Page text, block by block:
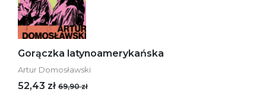
Gorączka latynoamerykańska
Artur Domosławski
52,43 zł 69,90 zł